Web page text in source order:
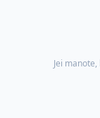
Jei